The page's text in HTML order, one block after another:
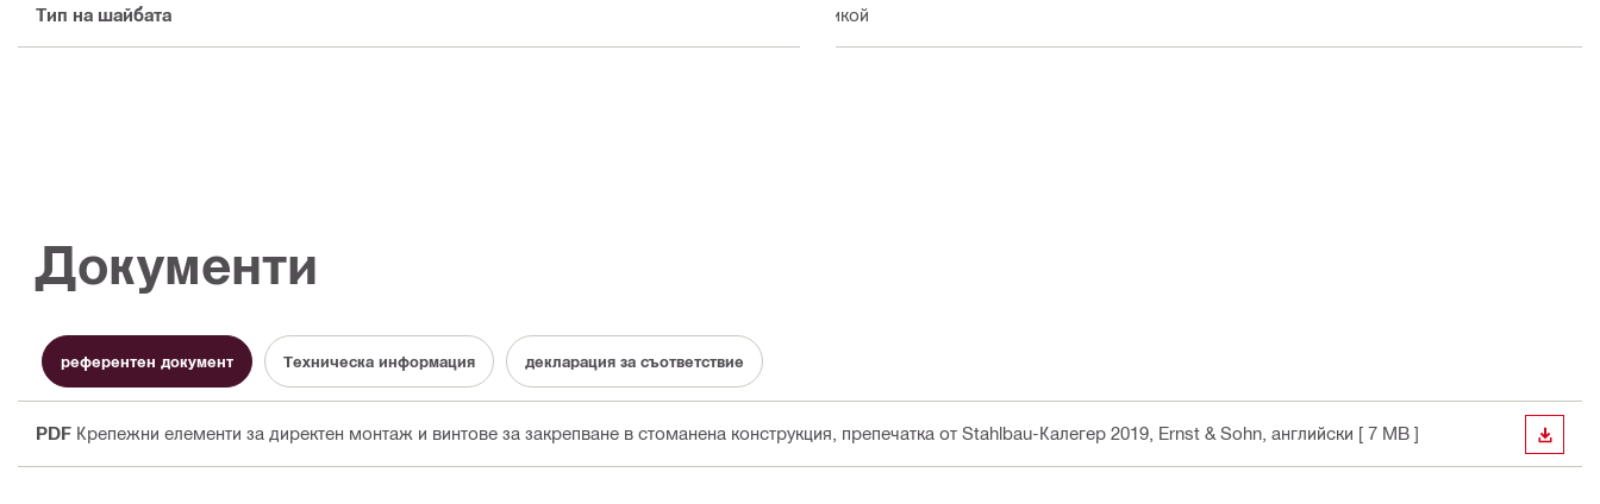
Тип на шайбата Никой
Документи
референтен документ Техническа информация декларация за съответствие
PDF Крепежни елементи за директен монтаж и винтове за закрепване в стоманена конструкция, препечатка от Stahlbau-Калегер 2019, Ernst & Sohn , английски [ 7 MB ]